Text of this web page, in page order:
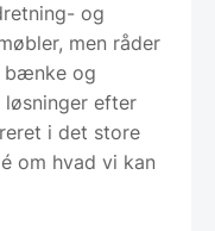
og
men råder
bænke og
efter
i det store
om hvad vi kan